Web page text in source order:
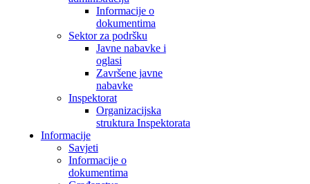
Informacije o
dokumentima
Sektor za podršku
Javne nabavke i
oglasi
Završene javne
nabavke
Inspektorat
Organizacijska
struktura Inspektorata
Informacije
Savjeti
Informacije o
dokumentima